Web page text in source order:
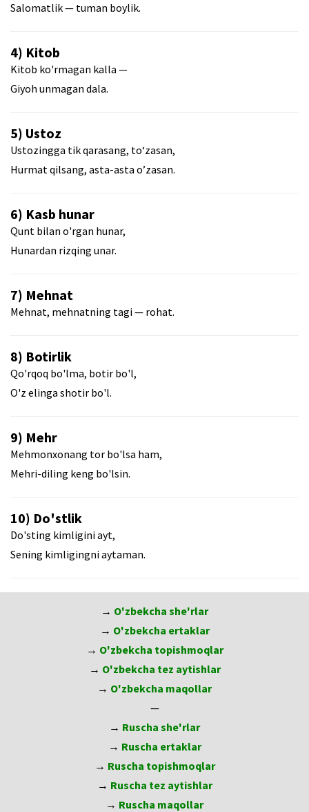
Salomatlik — tuman boylik.
4) Kitob
Kitob ko'rmagan kalla —
Giyoh unmagan dala.
5) Ustoz
Ustozingga tik qarasang, to‘zasan,
Hurmat qilsang, asta-asta o’zasan.
6) Kasb hunar
Qunt bilan o'rgan hunar,
Hunardan rizqing unar.
7) Mehnat
Mehnat, mehnatning tagi — rohat.
8) Botirlik
Qo'rqoq bo'lma, botir bo'l,
O'z elinga shotir bo'l.
9) Mehr
Mehmonxonang tor bo'lsa ham,
Mehri-diling keng bo'lsin.
10) Do'stlik
Do'sting kimligini ayt,
Sening kimligingni aytaman.
→ O'zbekcha she'rlar
→ O'zbekcha ertaklar
→ O'zbekcha topishmoqlar
→ O'zbekcha tez aytishlar
→ O'zbekcha maqollar
—
→ Ruscha she'rlar
→ Ruscha ertaklar
→ Ruscha topishmoqlar
→ Ruscha tez aytishlar
→ Ruscha maqollar